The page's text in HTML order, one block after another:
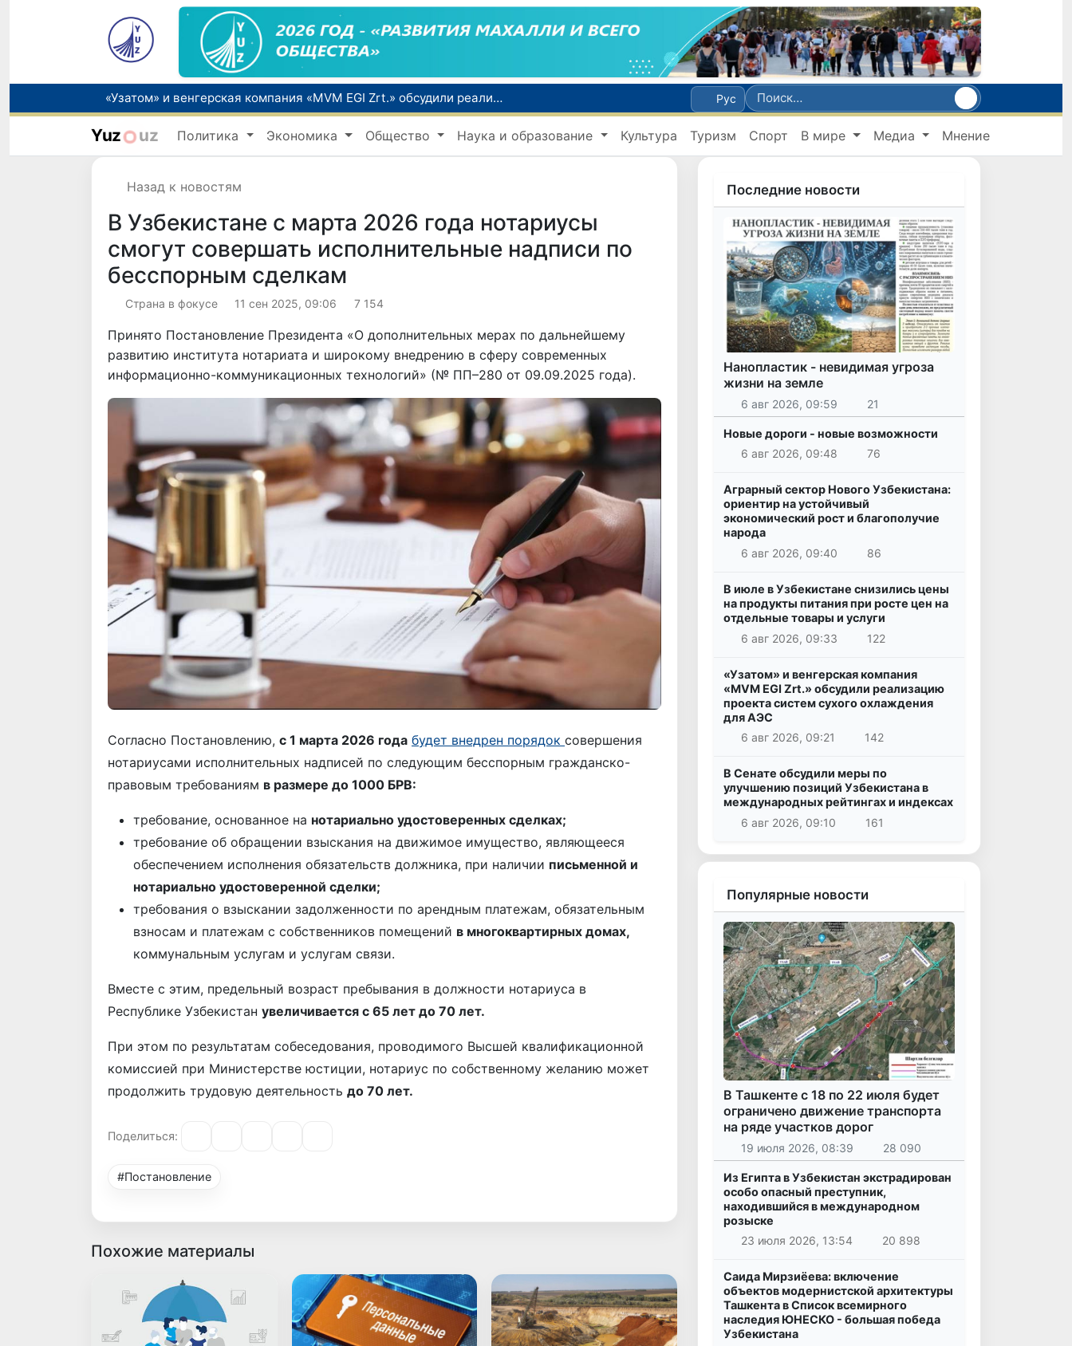
«Узатом» и венгерская компания «MVM EGI Zrt.» обсудили реализацию проекта систем сухого охлаждения для АЭС
В Сенате обсудили меры по улучшению позиций Узбекистана в международных рейтингах и индексах
Глава МИД Узбекистана провел переговоры с руководством Индии и принял участие в Узбекско-индийском бизнес-форуме
Рус
Yuz uz Политика Экономика Общество Наука и образование Культура Туризм Спорт В мире Медиа Мнение
Назад к новостям
В Узбекистане с марта 2026 года нотариусы
смогут совершать исполнительные надписи по
бесспорным сделкам
Страна в фокусе 11 сен 2025, 09:06 7 154
Принято Постановление Президента «О дополнительных мерах по дальнейшему
развитию института нотариата и широкому внедрению в сферу современных
информационно-коммуникационных технологий» (№ ПП–280 от 09.09.2025 года).
Согласно Постановлению, с 1 марта 2026 года будет внедрен порядок совершения
нотариусами исполнительных надписей по следующим бесспорным гражданско-
правовым требованиям в размере до 1000 БРВ:
требование, основанное на нотариально удостоверенных сделках;
требование об обращении взыскания на движимое имущество, являющееся
обеспечением исполнения обязательств должника, при наличии письменной и
нотариально удостоверенной сделки;
требования о взыскании задолженности по арендным платежам, обязательным
взносам и платежам с собственников помещений в многоквартирных домах,
коммунальным услугам и услугам связи.
Вместе с этим, предельный возраст пребывания в должности нотариуса в
Республике Узбекистан увеличивается с 65 лет до 70 лет.
При этом по результатам собеседования, проводимого Высшей квалификационной
комиссией при Министерстве юстиции, нотариус по собственному желанию может
продолжить трудовую деятельность до 70 лет.
Поделиться:
#Постановление
Похожие материалы
Последние новости
Нанопластик - невидимая угроза
жизни на земле
6 авг 2026, 09:59 21
Новые дороги - новые возможности
6 авг 2026, 09:48
76
Аграрный сектор Нового Узбекистана:
ориентир на устойчивый
экономический рост и благополучие
народа
6 авг 2026, 09:40
86
В июле в Узбекистане снизились цены
на продукты питания при росте цен на
отдельные товары и услуги
6 авг 2026, 09:33
122
«Узатом» и венгерская компания
«MVM EGI Zrt.» обсудили реализацию
проекта систем сухого охлаждения
для АЭС
6 авг 2026, 09:21
142
В Сенате обсудили меры по
улучшению позиций Узбекистана в
международных рейтингах и индексах
6 авг 2026, 09:10
161
Популярные новости
В Ташкенте с 18 по 22 июля будет
ограничено движение транспорта
на ряде участков дорог
19 июля 2026, 08:39 28 090
Из Египта в Узбекистан экстрадирован
особо опасный преступник,
находившийся в международном
розыске
23 июля 2026, 13:54
20 898
Саида Мирзиёева: включение
объектов модернистской архитектуры
Ташкента в Список всемирного
наследия ЮНЕСКО - большая победа
Узбекистана